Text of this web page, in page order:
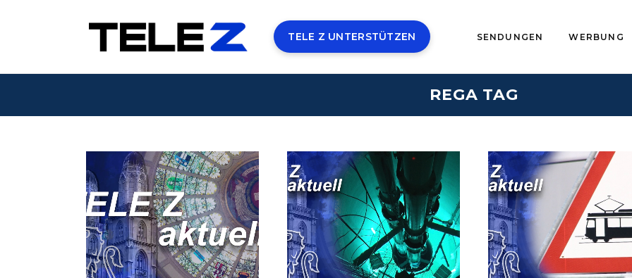
TELE Z UNTERSTÜTZEN SENDUNGEN WERBUNG
REGA TAG